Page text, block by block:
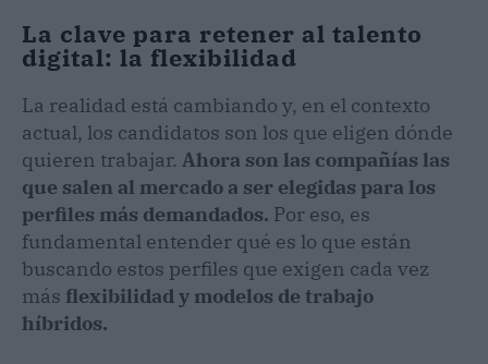
La clave para retener al talento
digital: la flexibilidad
La realidad está cambiando y, en el contexto
actual, los candidatos son los que eligen dónde
quieren trabajar. Ahora son las compañías las
que salen al mercado a ser elegidas para los
perfiles más demandados. Por eso, es
fundamental entender qué es lo que están
buscando estos perfiles que exigen cada vez
más flexibilidad y modelos de trabajo
híbridos.